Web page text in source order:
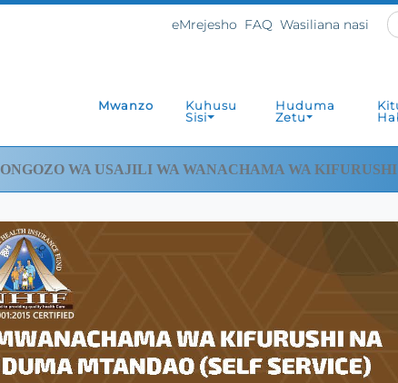
eMrejesho FAQ Wasiliana nasi
Mwanzo
Kuhusu
Sisi
Huduma
Zetu
WA USAJILI WA WANACHAMA WA